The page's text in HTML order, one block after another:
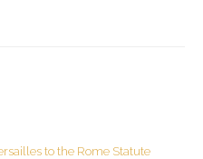
to the Rome Statute